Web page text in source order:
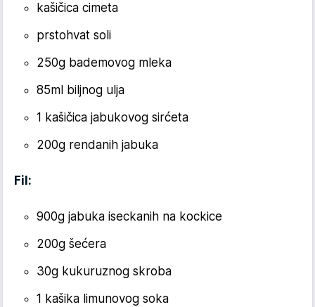
kašičica cimeta
prstohvat soli
250g bademovog mleka
85ml biljnog ulja
1 kašičica jabukovog sirćeta
200g rendanih jabuka
Fil:
900g jabuka iseckanih na kockice
200g šećera
30g kukuruznog skroba
1 kašika limunovog soka